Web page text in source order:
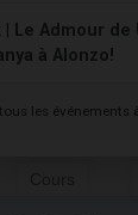
Le Admour de
à Alonzo!
les événements